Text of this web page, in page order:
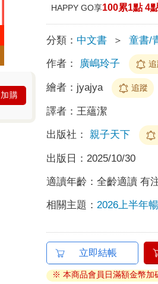
加購
HAPPY GO享100累1點 4
分類： 中文書 ＞ 童書/
作者： 廣嶋玲子
繪者： jyajya 追蹤
譯者： 王蘊潔
出版社： 親子天下
出版日： 2025/10/30
適讀年齡：全齡適讀 有
相關主題： 2026上半年
立即結帳
※ 本商品會員日滿額金幣加